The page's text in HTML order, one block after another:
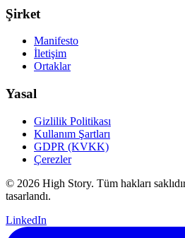
Şirket
Manifesto
İletişim
Ortaklar
Yasal
Gizlilik Politikası
Kullanım Şartları
GDPR (KVKK)
Çerezler
© 2026 High Story. Tüm hakları
tasarlandı.
LinkedIn